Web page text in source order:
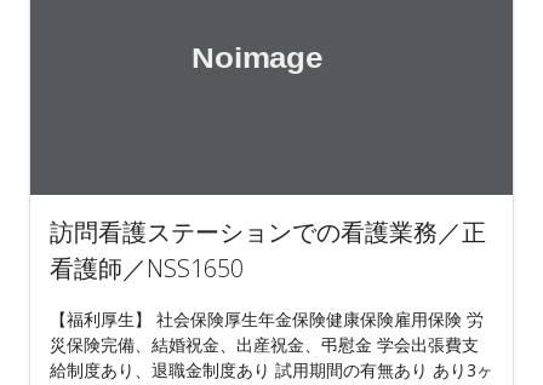
訪問看護ステーションでの看護業務／正
看護師／NSS1650
【福利厚生】 社会保険厚生年金保険健康保険雇用保険 労
災保険完備、結婚祝金、出産祝金、弔慰金 学会出張費支
給制度あり、退職金制度あり 試用期間の有無あり あり3ヶ